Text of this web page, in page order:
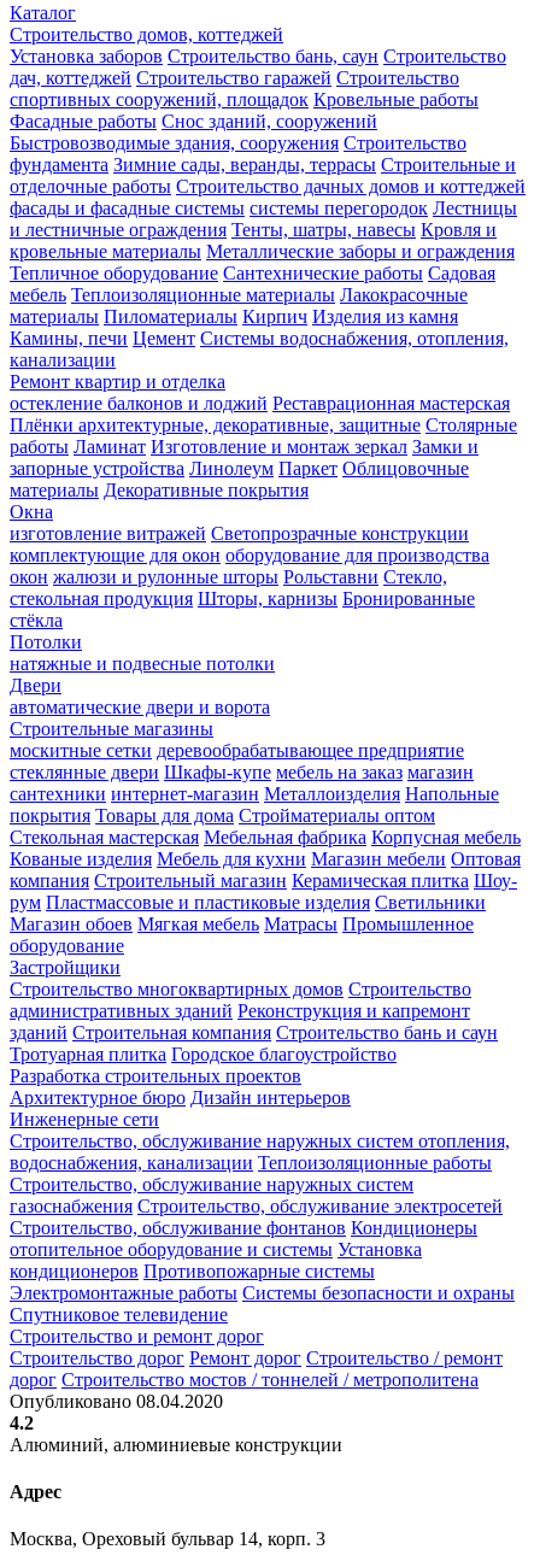
Каталог
Строительство домов, коттеджей
Установка заборов Строительство бань, саун Строительство
дач, коттеджей Строительство гаражей Строительство
спортивных сооружений, площадок Кровельные работы
Фасадные работы Снос зданий, сооружений
Быстровозводимые здания, сооружения Строительство
фундамента Зимние сады, веранды, террасы Строительные и
отделочные работы Строительство дачных домов и коттеджей
фасады и фасадные системы системы перегородок Лестницы
и лестничные ограждения Тенты, шатры, навесы Кровля и
кровельные материалы Металлические заборы и ограждения
Тепличное оборудование Сантехнические работы Садовая
мебель Теплоизоляционные материалы Лакокрасочные
материалы Пиломатериалы Кирпич Изделия из камня
Камины, печи Цемент Системы водоснабжения, отопления,
канализации
Ремонт квартир и отделка
остекление балконов и лоджий Реставрационная мастерская
Плёнки архитектурные, декоративные, защитные Столярные
работы Ламинат Изготовление и монтаж зеркал Замки и
запорные устройства Линолеум Паркет Облицовочные
материалы Декоративные покрытия
Окна
изготовление витражей Светопрозрачные конструкции
комплектующие для окон оборудование для производства
окон жалюзи и рулонные шторы Рольставни Стекло,
стекольная продукция Шторы, карнизы Бронированные
стёкла
Потолки
натяжные и подвесные потолки
Двери
автоматические двери и ворота
Строительные магазины
москитные сетки деревообрабатывающее предприятие
стеклянные двери Шкафы-купе мебель на заказ магазин
сантехники интернет-магазин Металлоизделия Напольные
покрытия Товары для дома Стройматериалы оптом
Стекольная мастерская Мебельная фабрика Корпусная мебель
Кованые изделия Мебель для кухни Магазин мебели Оптовая
компания Строительный магазин Керамическая плитка Шоу-
рум Пластмассовые и пластиковые изделия Светильники
Магазин обоев Мягкая мебель Матрасы Промышленное
оборудование
Застройщики
Строительство многоквартирных домов Строительство
административных зданий Реконструкция и капремонт
зданий Строительная компания Строительство бань и саун
Тротуарная плитка Городское благоустройство
Разработка строительных проектов
Архитектурное бюро Дизайн интерьеров
Инженерные сети
Строительство, обслуживание наружных систем отопления,
водоснабжения, канализации Теплоизоляционные работы
Строительство, обслуживание наружных систем
газоснабжения Строительство, обслуживание электросетей
Строительство, обслуживание фонтанов Кондиционеры
отопительное оборудование и системы Установка
кондиционеров Противопожарные системы
Электромонтажные работы Системы безопасности и охраны
Спутниковое телевидение
Строительство и ремонт дорог
Строительство дорог Ремонт дорог Строительство / ремонт
дорог Строительство мостов / тоннелей / метрополитена
Опубликовано 08.04.2020
4.2
Алюминий, алюминиевые конструкции
Адрес
Москва, Ореховый бульвар 14, корп. 3